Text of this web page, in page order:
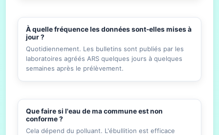
À quelle fréquence les données sont-elles mises à
jour ?
Quotidiennement. Les bulletins sont publiés par les
laboratoires agréés ARS quelques jours à quelques
semaines après le prélèvement.
Que faire si l'eau de ma commune est non
conforme ?
Cela dépend du polluant. L'ébullition est efficace